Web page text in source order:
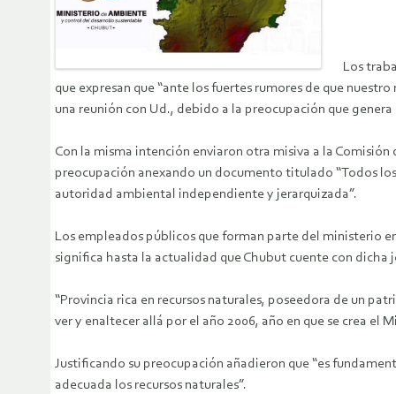
Los
que expresan que “ante los fuertes rumores de que
una reunión con Ud., debido a la preocupación que
Con la misma intención enviaron otra misiva a la
preocupación anexando un documento titulado “Todos
autoridad ambiental independiente y jerarquizada”.
Los empleados públicos que forman parte del ministerio
significa hasta la actualidad que Chubut cuente con dicha
“Provincia rica en recursos naturales, poseedora de un
ver y enaltecer allá por el año 2006, año en que se crea
Justificando su preocupación añadieron que “es
adecuada los recursos naturales”.